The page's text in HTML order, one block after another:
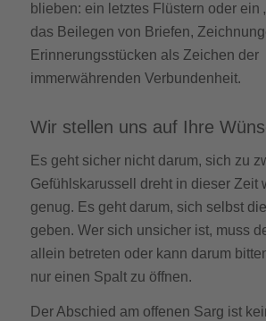
blieben: ein letztes Flüstern oder ein
das Beilegen von Briefen,
Erinnerungsstücken als Zeichen der
immerwährenden Verbundenheit.
Wir stellen uns auf Ihre
Es geht sicher nicht darum, sich zu
Gefühlskarussell dreht in dieser Zeit
genug. Es geht darum, sich selbst
geben. Wer sich unsicher ist, muss
allein betreten oder kann darum
nur einen Spalt zu öffnen.
Der Abschied am offenen Sarg ist